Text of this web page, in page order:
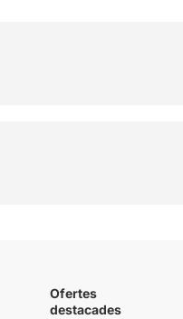
Ofertes
destacades